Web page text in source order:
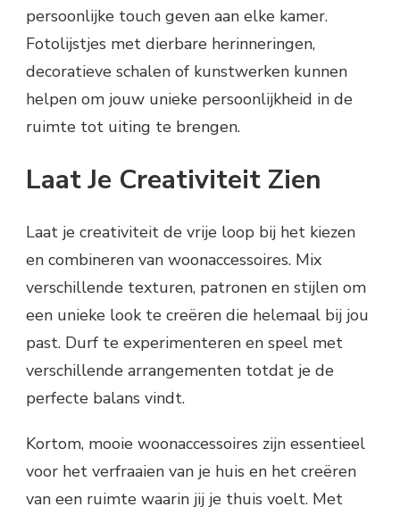
persoonlijke touch geven aan elke kamer.
Fotolijstjes met dierbare herinneringen,
decoratieve schalen of kunstwerken kunnen
helpen om jouw unieke persoonlijkheid in de
ruimte tot uiting te brengen.
Laat Je Creativiteit Zien
Laat je creativiteit de vrije loop bij het kiezen
en combineren van woonaccessoires. Mix
verschillende texturen, patronen en stijlen om
een unieke look te creëren die helemaal bij jou
past. Durf te experimenteren en speel met
verschillende arrangementen totdat je de
perfecte balans vindt.
Kortom, mooie woonaccessoires zijn essentieel
voor het verfraaien van je huis en het creëren
van een ruimte waarin jij je thuis voelt. Met